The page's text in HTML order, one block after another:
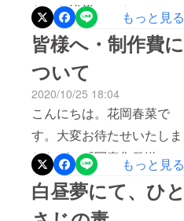
だいた皆様へこんにちは、
花岡春菜です。第一弾の写
真集制作ではたくさんの支
援をしていただき誠にあり
がとうございました。とて
も小さく愛らしい、宝物の
ような写真集が制作でき、
私としても皆様にとても感
謝しております。さて、写
真集制作は第二弾と続き、
もっと見る
皆様へ・制作費に
ついて
2020/10/25 18:04
こんにちは。花岡春菜で
す。大変お待たせいたしま
したが、『写真集発送の手
配』『画像データの送信』
が完了致しました。皆様の
もっと見る
白昼夢にて、ひと